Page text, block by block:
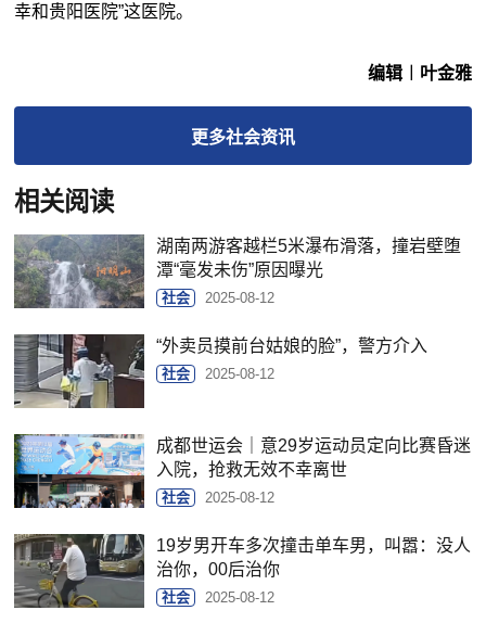
幸和贵阳医院”这医院。
编辑︱叶金雅
更多社会资讯
相关阅读
湖南两游客越栏5米瀑布滑落，撞岩壁堕
潭“毫发未伤”原因曝光
社会 2025-08-12
“外卖员摸前台姑娘的脸”，警方介入
社会 2025-08-12
成都世运会｜意29岁运动员定向比赛昏迷
入院，抢救无效不幸离世
社会 2025-08-12
19岁男开车多次撞击单车男，叫嚣：没人
治你，00后治你
社会 2025-08-12